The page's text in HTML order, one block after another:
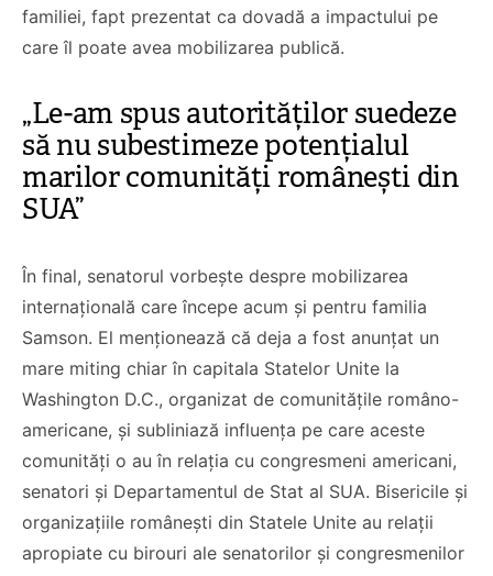
familiei, fapt prezentat ca dovadă a impactului pe
care îl poate avea mobilizarea publică.
„Le-am spus autorităților suedeze
să nu subestimeze potențialul
marilor comunități românești din
SUA”
În final, senatorul vorbește despre mobilizarea
internațională care începe acum și pentru familia
Samson. El menționează că deja a fost anunțat un
mare miting chiar în capitala Statelor Unite la
Washington D.C., organizat de comunitățile româno-
americane, și subliniază influența pe care aceste
comunități o au în relația cu congresmeni americani,
senatori și Departamentul de Stat al SUA. Bisericile și
organizațiile românești din Statele Unite au relații
apropiate cu birouri ale senatorilor și congresmenilor